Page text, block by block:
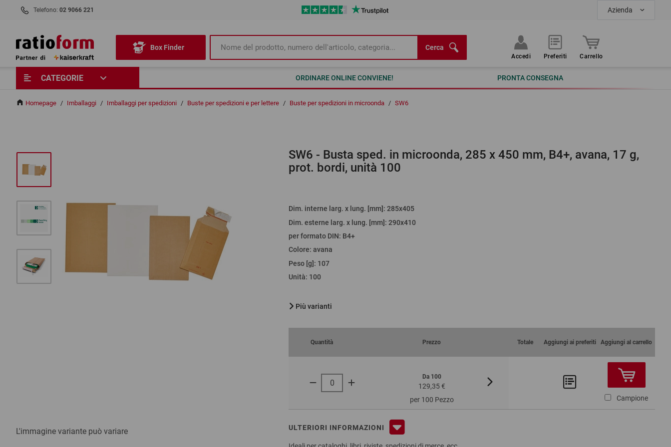
Telefono: 02 9066 221 Azienda
Box Finder Cerca
Accedi Preferiti Carrello
CATEGORIE ORDINARE ONLINE CONVIENE! PRONTA CONSEGNA
Homepage / Imballaggi / Imballaggi per spedizioni / Buste per spedizioni e per lettere / Buste per spedizioni in microonda / SW6
L'immagine variante può variare
SW6 - Busta sped. in microonda, 285 x 450 mm, B4+, avana, 17 g,
prot. bordi, unità 100
Dim. interne larg. x lung. [mm] : 285x405
Dim. esterne larg. x lung. [mm] : 290x410
per formato DIN: B4+
Colore: avana
Peso [g] : 107
Unità: 100
Più varianti
Quantità Prezzo Totale Aggiungi ai preferiti Aggiungi al carrello
Da 100
129,35 €
115,93 €
per 100 Pezzo
Campione
ULTERIORI INFORMAZIONI